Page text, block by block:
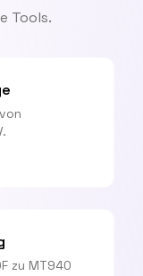
Tools.
zu MT940